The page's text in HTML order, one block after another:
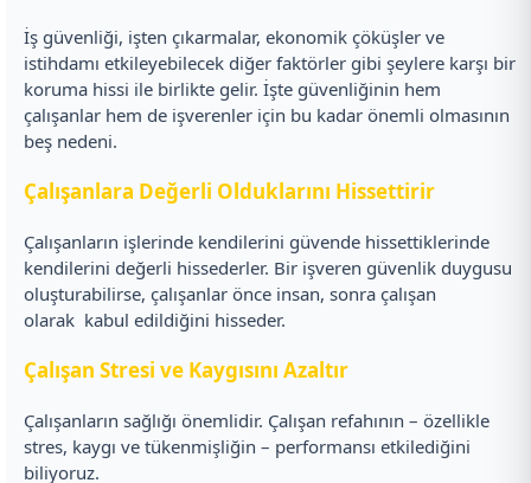
İş güvenliği, işten çıkarmalar, ekonomik çöküşler ve
istihdamı etkileyebilecek diğer faktörler gibi şeylere karşı bir
koruma hissi ile birlikte gelir. İşte güvenliğinin hem
çalışanlar hem de işverenler için bu kadar önemli olmasının
beş nedeni.
Çalışanlara Değerli Olduklarını Hissettirir
Çalışanların işlerinde kendilerini güvende hissettiklerinde
kendilerini değerli hissederler. Bir işveren güvenlik duygusu
oluşturabilirse, çalışanlar önce insan, sonra çalışan
olarak kabul edildiğini hisseder.
Çalışan Stresi ve Kaygısını Azaltır
Çalışanların sağlığı önemlidir. Çalışan refahının – özellikle
stres, kaygı ve tükenmişliğin – performansı etkilediğini
biliyoruz.